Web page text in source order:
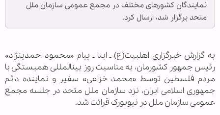
نمایندگان کشورهای مختلف در مجمع عمومی سازمان ملل
متحد برگزار شد، ارسال کرد.
به گزارش خبرگزاري اهل‎بيت(ع) ـ ابنا ـ پیام «محمود احمدی‎نژاد»
رئیس جمهور کشورمان، به مناسبت روز بین‎المللی همبستگی با
مردم فلسطین توسط «محمد خزاعی» سفیر و نماینده دائم
جمهوری اسلامی ایران، نزد سازمان ملل متحد در جلسه مجمع
عمومی سازمان ملل در نیویورک قرائت شد.